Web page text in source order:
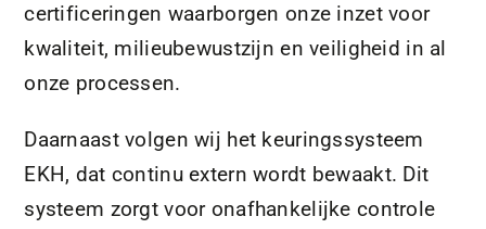
certificeringen waarborgen onze inzet voor
kwaliteit, milieubewustzijn en veiligheid in al
onze processen.
Daarnaast volgen wij het keuringssysteem
EKH, dat continu extern wordt bewaakt. Dit
systeem zorgt voor onafhankelijke controle